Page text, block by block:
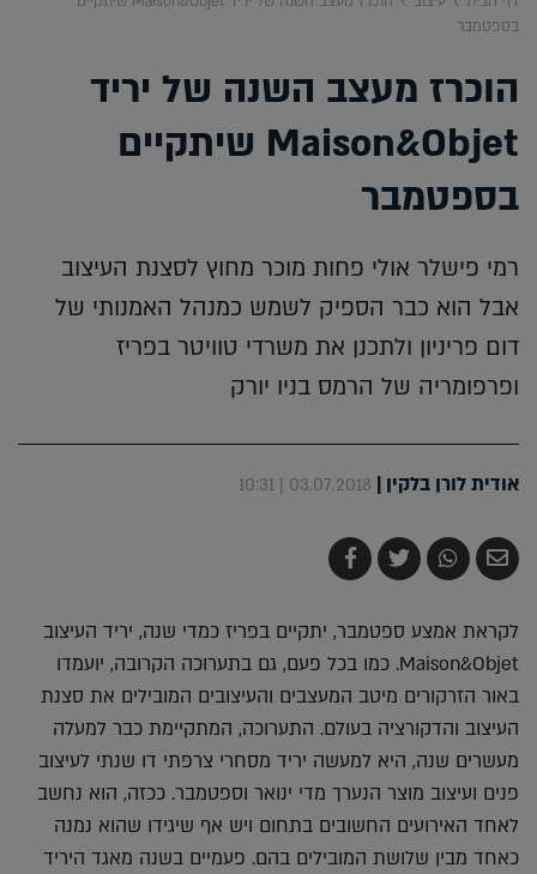
בספטמבר
הוכרז מעצב השנה של יריד
Maison&Objet שיתקיים
בספטמבר
רמי פישלר אולי פחות מוכר מחוץ לסצנת העיצוב
אבל הוא כבר הספיק לשמש כמנהל האמנותי של
דום פריניון ולתכנן את משרדי טוויטר בפריז
ופרפומריה של הרמס בניו יורק
אודית לורן בלקין |
03.07.2018 | 10:31
שלח
בדואר
שתף
ב-
צייץ
ב-
שתף
ב-
לקראת אמצע ספטמבר, יתקיים בפריז כמדי שנה, יריד העיצוב
Maison&Objet. כמו בכל פעם, גם בתערוכה הקרובה, יועמדו
באור הזרקורים מיטב המעצבים והעיצובים המובילים את סצנת
העיצוב והדקורציה בעולם. התערוכה, המתקיימת כבר למעלה
מעשרים שנה, היא למעשה יריד מסחרי צרפתי דו שנתי לעיצוב
פנים ועיצוב מוצר הנערך מדי ינואר וספטמבר. ככזה, הוא נחשב
לאחד האירועים החשובים בתחום ויש אף שיגידו שהוא נמנה
כאחד מבין שלושת המובילים בהם. פעמיים בשנה מאגד היריד